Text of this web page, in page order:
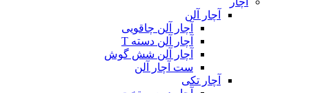
آچار آلن
آچار آلن چاقویی
آچار آلن دسته T
آچار آلن شش گوش
ست آچار آلن
آچار تکی